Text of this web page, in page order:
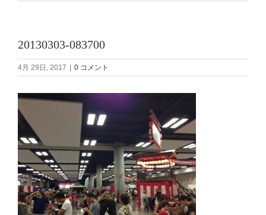
20130303-083700
4月 29日, 2017 0 コメント